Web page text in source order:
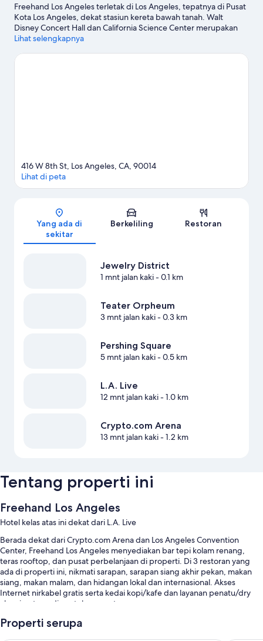
Freehand Los Angeles terletak di Los Angeles, tepatnya di Pusat
Kota Los Angeles, dekat stasiun kereta bawah tanah. Walt
Disney Concert Hall dan California Science Center merupakan
objek wisata budaya unggulan, temukan juga landmark terkenal
Pantages. Jangan sampai melewatkan Universal Studios
Lihat selengkapnya
Peta
416 W 8th St, Los Angeles, CA, 90014
Lihat di peta
Yang ada di
sekitar
Berkeliling Restoran
Jewelry District
1 mnt jalan kaki- 0.1 km
Teater Orpheum
3 mnt jalan kaki- 0.3 km
Pershing Square
5 mnt jalan kaki- 0.5 km
L.A. Live
12 mnt jalan kaki- 1.0 km
Crypto.com Arena
13 mnt jalan kaki- 1.2 km
Tentang properti ini
Freehand Los Angeles
Hotel kelas atas ini dekat dari L.A. Live
Berada dekat dari Crypto.com Arena dan Los Angeles Convention
Center, Freehand Los Angeles menyediakan bar tepi kolam renang,
teras rooftop, dan pusat perbelanjaan di properti. Di 3 restoran yang
ada di properti ini, nikmati sarapan, sarapan siang akhir pekan, makan
siang, makan malam, dan hidangan lokal dan internasional. Akses
Internet nirkabel gratis serta kedai kopi/kafe dan layanan penatu/dry
cleaning tersedia untuk semua tamu.
Anda juga akan menikmati manfaat berikut selama Anda menginap:
Properti serupa